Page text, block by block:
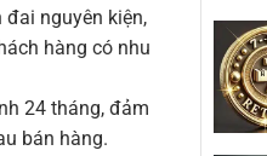
đai nguyên kiện,
hàng có nhu
24 tháng, đảm
bán hàng.